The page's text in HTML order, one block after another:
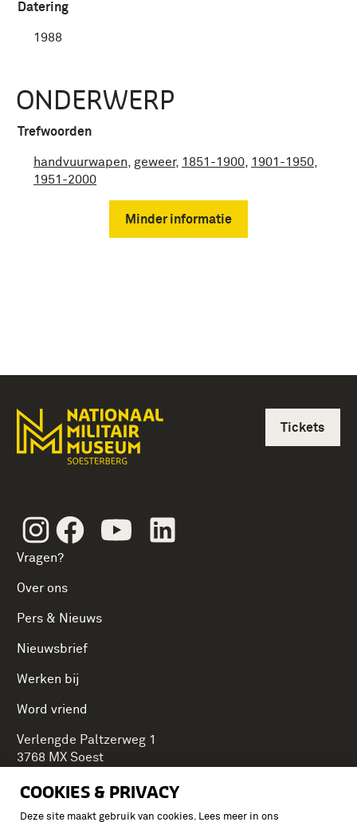
COOKIES & PRIVACY
Deze site maakt gebruik van cookies. Lees meer in ons
Datering
1988
ONDERWERP
Trefwoorden
handvuurwapen geweer, 1851-1900 1901-1950
1951-2000
Minder informatie
InstagramFacebookYoutube
Vragen?
Over ons
Pers & Nieuws
Nieuwsbrief
Werken bij
Word vriend
Tickets
Verlengde Paltzerweg 1
3768 MX Soest